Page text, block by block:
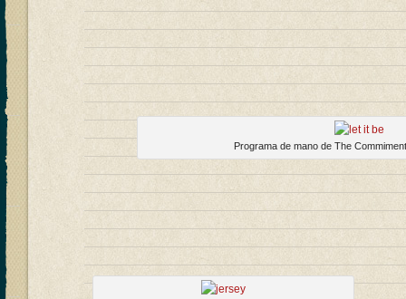
Programa de mano de The